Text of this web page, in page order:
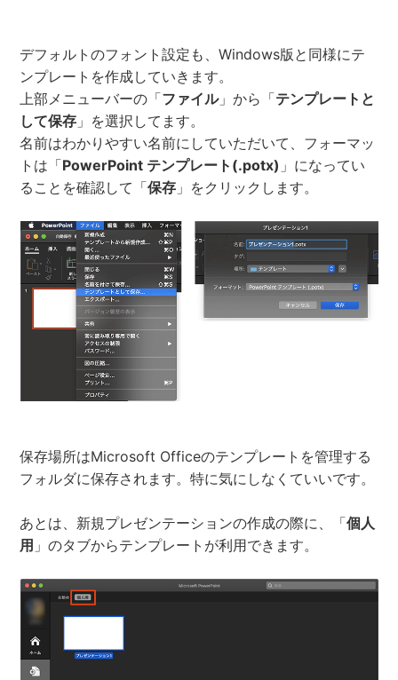
デフォルトのフォント設定も、Windows版と同様にテ
ンプレートを作成していきます。
上部メニューバーの「ファイル」から「テンプレートと
して保存 」を選択してます。
名前はわかりやすい名前にしていただいて、フォーマッ
トは「PowerPoint テンプレート(.potx) 」になってい
ることを確認して「保存 」をクリックします。
保存場所はMicrosoft Officeのテンプレートを管理する
フォルダに保存されます。特に気にしなくていいです。
あとは、新規プレゼンテーションの作成の際に、「個人
用 」のタブからテンプレートが利用できます。